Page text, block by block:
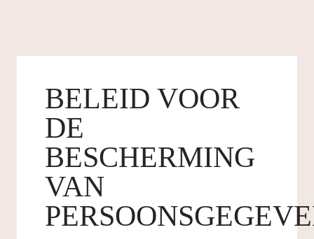
BELEID VOOR
DE
BESCHERMING
VAN